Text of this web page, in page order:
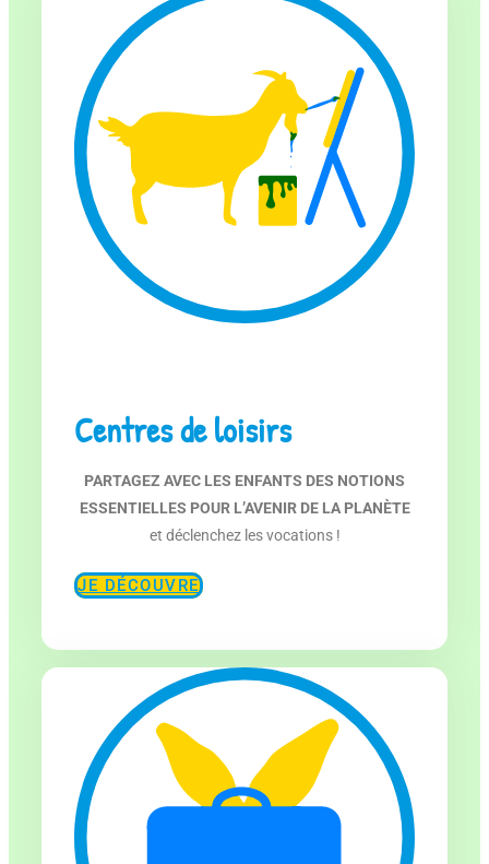
Centres de loisirs
PARTAGEZ AVEC LES ENFANTS DES NOTIONS
ESSENTIELLES POUR L’AVENIR DE LA PLANÈTE
et déclenchez les vocations !
JE DÉCOUVRE